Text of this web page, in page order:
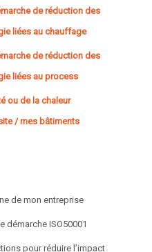
de réduction des
liées au chauffage
de réduction des
liées au process
ou de la chaleur
/ mes bâtiments
de mon entreprise
démarche ISO50001
pour réduire l’impact